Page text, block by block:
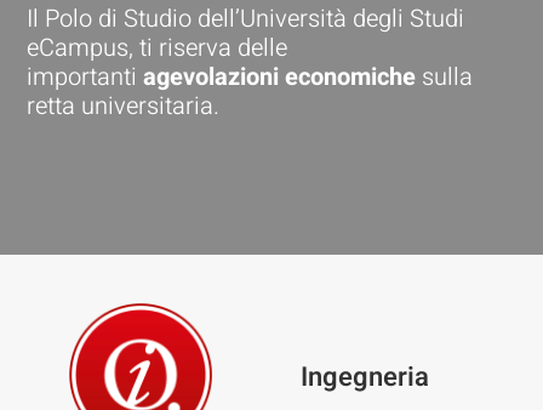
Il Polo di Studio dell’Università degli Studi
eCampus, ti riserva delle
importantiagevolazioni economiche sulla
retta universitaria.
Ingegneria